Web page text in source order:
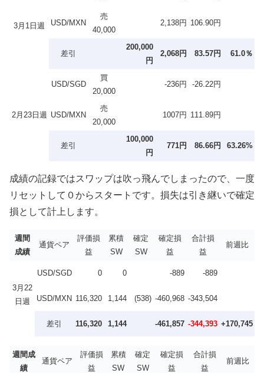
3月1日週 USD/MXN
売
40,000
2,138円 106.90円
差引
200,000
円
2,068円 83.57円 61.0％
2月23日週
USD/SGD
買
20,000
-236円 -26.22円
USD/MXN
売
20,000
1007円 111.89円
差引
100,000
円
771円 86.66円 63.26%
成績の記録ではスワップは吹っ飛んでしまったので、一度
リセットして０からスタートです。損失は引き継いで確定
損として計上します。
週間
成績
通貨ペア
評価損
益
累積
SW
確定
SW
確定損
益
合計損
益
前週比
3月22
日週
USD/SGD 0 0 -889 -889
USD/MXN 116,320 1,144 (538) -460,968 -343,504
差引 116,320 1,144 -461,857 -344,393 +170,745
週間成
績
通貨ペア
評価損
益
累積
SW
確定
SW
確定損
益
合計損
益
前週比